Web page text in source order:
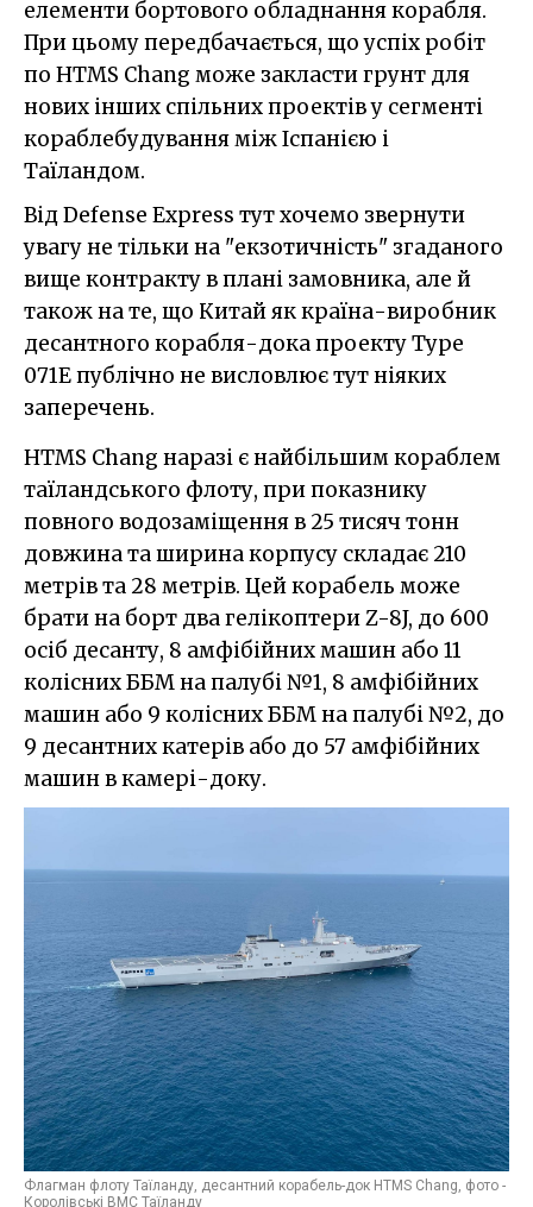
елементи бортового обладнання корабля.
При цьому передбачається, що успіх робіт
по HTMS Chang може закласти грунт для
нових інших спільних проектів у сегменті
кораблебудування між Іспанією і
Таїландом.
Від Defense Express тут хочемо звернути
увагу не тільки на "екзотичність" згаданого
вище контракту в плані замовника, але й
також на те, що Китай як країна-виробник
десантного корабля-дока проекту Type
071E публічно не висловлює тут ніяких
заперечень.
HTMS Chang наразі є найбільшим кораблем
таїландського флоту, при показнику
повного водозаміщення в 25 тисяч тонн
довжина та ширина корпусу складає 210
метрів та 28 метрів. Цей корабель може
брати на борт два гелікоптери Z-8J, до 600
осіб десанту, 8 амфібійних машин або 11
колісних ББМ на палубі №1, 8 амфібійних
машин або 9 колісних ББМ на палубі №2, до
9 десантних катерів або до 57 амфібійних
машин в камері-доку.
Флагман флоту Таїланду, десантний корабель-док HTMS Chang, фото -
Королівські ВМС Таїланду